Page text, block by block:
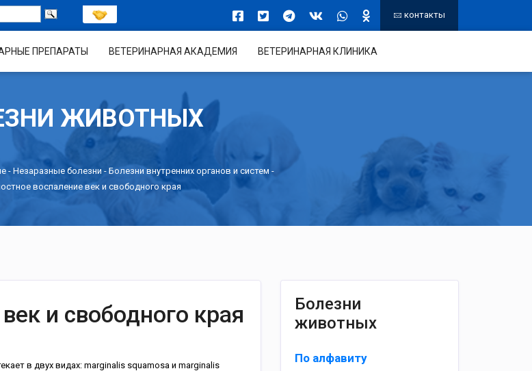
контакты
ПРЕПАРАТЫ ВЕТЕРИНАРНАЯ АКАДЕМИЯ ВЕТЕРИНАРНАЯ КЛИНИКА
ЖИВОТНЫХ
- Незаразные болезни - Болезни внутренних органов и систем -
воспаление век и свободного края
Болезни
животных
По алфавиту
и свободного края
в двух видах: marginalis squamosa и marginalis